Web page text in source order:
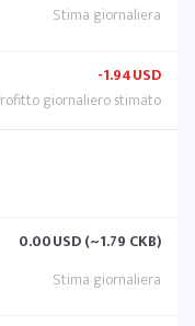
-1.94USD
0.00USD (~1.79 CKB)